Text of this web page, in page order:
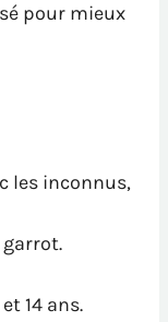
pour mieux
les inconnus,
garrot.
14 ans.